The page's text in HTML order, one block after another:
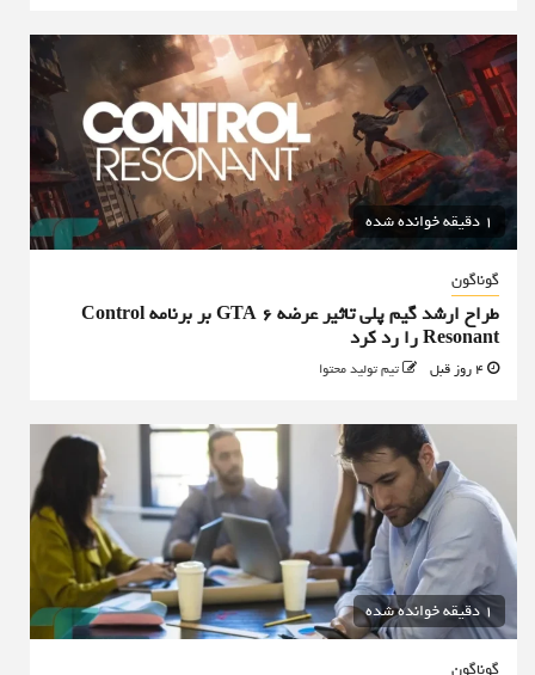
1 دقیقه خوانده شده
گوناگون
طراح ارشد گیم پلی تاثیر عرضه GTA 6 بر برنامه Control
Resonant را رد کرد
تیم تولید محتوا
1 دقیقه خوانده شده
گوناگون